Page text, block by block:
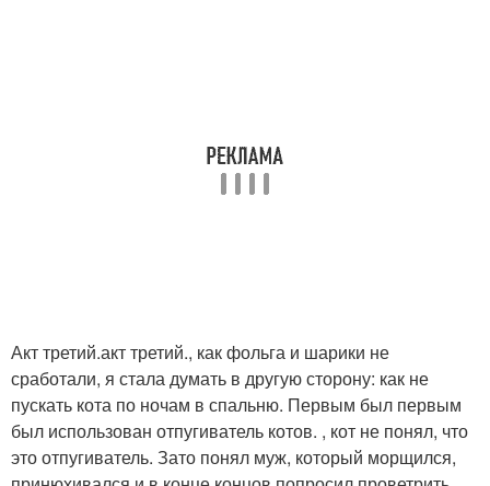
Акт третий.акт третий., как фольга и шарики не
сработали, я стала думать в другую сторону: как не
пускать кота по ночам в спальню. Первым был первым
был использован отпугиватель котов. , кот не понял, что
это отпугиватель. Зато понял муж, который морщился,